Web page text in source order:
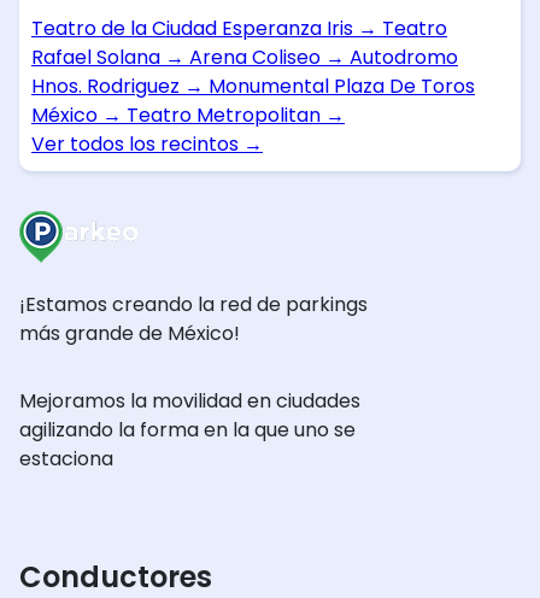
Teatro de la Ciudad Esperanza Iris → Teatro
Rafael Solana → Arena Coliseo → Autodromo
Hnos. Rodriguez → Monumental Plaza De Toros
México → Teatro Metropolitan →
Ver todos los recintos →
¡Estamos creando la red de parkings
más grande de México!
Mejoramos la movilidad en ciudades
agilizando la forma en la que uno se
estaciona
Conductores